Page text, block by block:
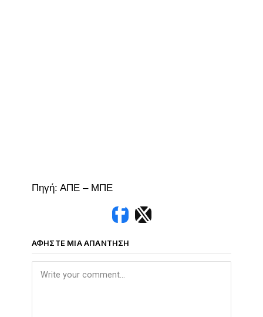
Πηγή: ΑΠΕ – ΜΠΕ
ΑΦΉΣΤΕ ΜΙΑ ΑΠΆΝΤΗΣΗ